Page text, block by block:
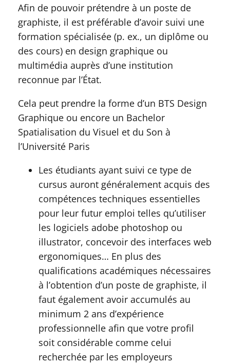
Afin de pouvoir prétendre à un poste de
graphiste, il est préférable d’avoir suivi une
formation spécialisée (p. ex., un diplôme ou
des cours) en design graphique ou
multimédia auprès d’une institution
reconnue par l’État.
Cela peut prendre la forme d’un BTS Design
Graphique ou encore un Bachelor
Spatialisation du Visuel et du Son à
l’Université Paris
Les étudiants ayant suivi ce type de
cursus auront généralement acquis des
compétences techniques essentielles
pour leur futur emploi telles qu’utiliser
les logiciels adobe photoshop ou
illustrator, concevoir des interfaces web
ergonomiques… En plus des
qualifications académiques nécessaires
à l’obtention d’un poste de graphiste, il
faut également avoir accumulés au
minimum 2 ans d’expérience
professionnelle afin que votre profil
soit considérable comme celui
recherchée par les employeurs